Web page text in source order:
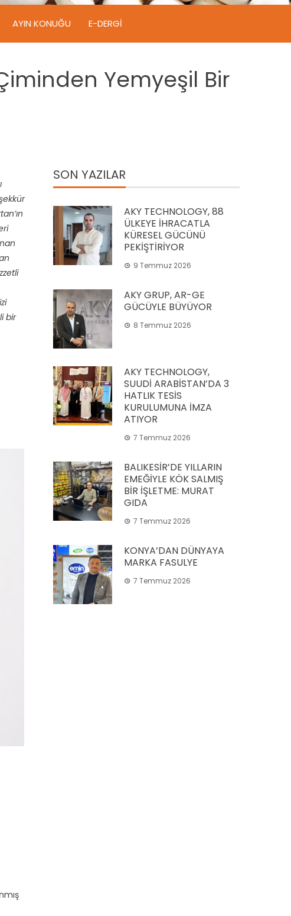
AYIN KONUĞU E-DERGI
Yemyeşil Bir
bir
SON YAZILAR
AKY TECHNOLOGY, 88
ÜLKEYE İHRACATLA
KÜRESEL GÜCÜNÜ
PEKİŞTİRİYOR
9 Temmuz 2026
AKY GRUP, AR-GE
GÜCÜYLE BÜYÜYOR
8 Temmuz 2026
AKY TECHNOLOGY,
SUUDİ ARABİSTAN’DA 3
HATLIK TESİS
KURULUMUNA İMZA
ATIYOR
7 Temmuz 2026
BALIKESİR’DE YILLARIN
EMEĞİYLE KÖK SALMIŞ
BİR İŞLETME: MURAT
GIDA
7 Temmuz 2026
KONYA’DAN DÜNYAYA
MARKA FASULYE
7 Temmuz 2026